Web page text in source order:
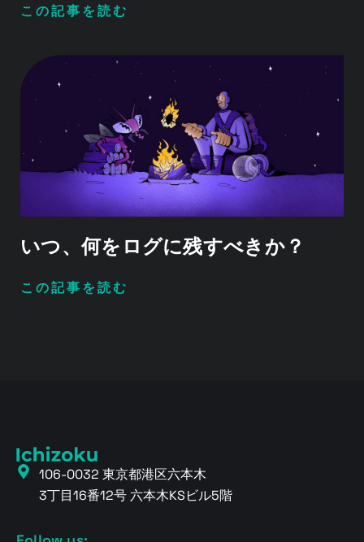
この記事を読む
いつ、何をログに残すべきか？
この記事を読む
106-0032 東京都港区六本木
3丁目16番12号 六本木KSビル5階